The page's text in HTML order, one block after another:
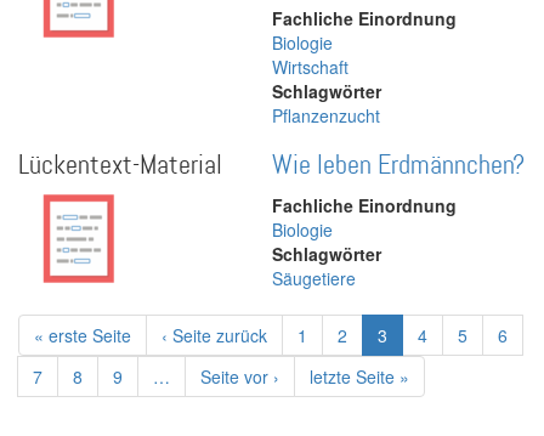
Fachliche Einordnung
Biologie
Wirtschaft
Schlagwörter
Pflanzenzucht
Lückentext-Material Wie leben Erdmännchen?
Fachliche Einordnung
Biologie
Schlagwörter
Säugetiere
Seitennummerierung
Erste
Seite
« erste Seite
Vorherige
Seite
‹ Seite zurück Page
1 Page
2
Aktuelle
Seite
3 Page
4 Page
5 Page
6
Page
7 Page
8 Page
9 …
Nächste
Seite
Seite vor ›
Letzte
Seite
letzte Seite »